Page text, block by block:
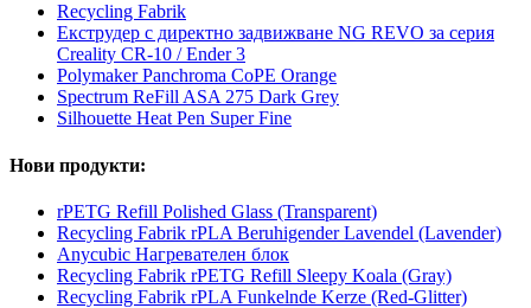
Recycling Fabrik
Екструдер с директно задвижване NG REVO за серия
Creality CR-10 / Ender 3
Polymaker Panchroma CoPE Orange
Spectrum ReFill ASA 275 Dark Grey
Silhouette Heat Pen Super Fine
Нови продукти:
rPETG Refill Polished Glass (Transparent)
Recycling Fabrik rPLA Beruhigender Lavendel (Lavender)
Anycubic Нагревателен блок
Recycling Fabrik rPETG Refill Sleepy Koala (Gray)
Recycling Fabrik rPLA Funkelnde Kerze (Red-Glitter)